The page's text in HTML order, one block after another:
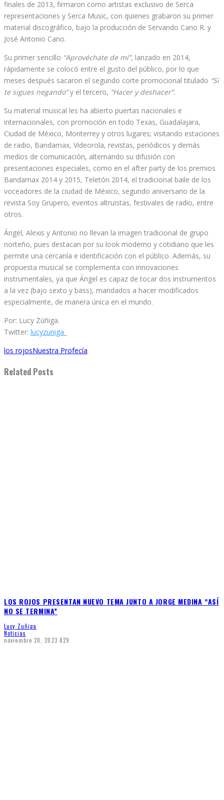
finales de 2013, firmaron como artistas exclusivo de Serca
representaciones y Serca Music, con quienes grabaron su primer
material discográfico, bajo la producción de Servando Cano R. y
José Antonio Cano.
Su primer sencillo “Aprovéchate de mí”, lanzado en 2014,
rápidamente se colocó entre el gusto del público, por lo que
meses después sacaron el segundo corte promocional titulado “Si
te sigues negando”y el tercero, “Hacer y deshacer”.
Su material musical les ha abierto puertas nacionales e
internacionales, con promoción en todo Texas, Guadalajara,
Ciudad de México, Monterrey y otros lugares; visitando estaciones
de radio, Bandamax, Videorola, revistas, periódicos y demás
medios de comunicación, alternando su difusión con
presentaciones especiales, como en el after party de los premios
Bandamax 2014 y 2015, Teletón 2014, el tradicional baile de los
voceadores de la ciudad de México, segundo aniversario de la
revista Soy Grupero, eventos altruistas, festivales de radio, entre
otros.
Ángel, Alexis y Antonio no llevan la imagen tradicional de grupo
norteño, pues destacan por su look moderno y cotidiano que les
permite una cercanía e identificación con el público. Además, su
propuesta musical se complementa con innovaciones
instrumentales, ya que Ángel es capaz de tocar dos instrumentos
a la vez (bajo sexto y bass), mandados a hacer modificados
especialmente, de manera única en el mundo.
Por: Lucy Zúñiga.
Twitter: lucyzuniga_
los rojosNuestra Profecía
Related Posts
LOS ROJOS PRESENTAN NUEVO TEMA JUNTO A JORGE MEDINA “ASÍ
NO SE TERMINA”
Lucy Zuñiga
Noticias
noviembre 20, 2023 829